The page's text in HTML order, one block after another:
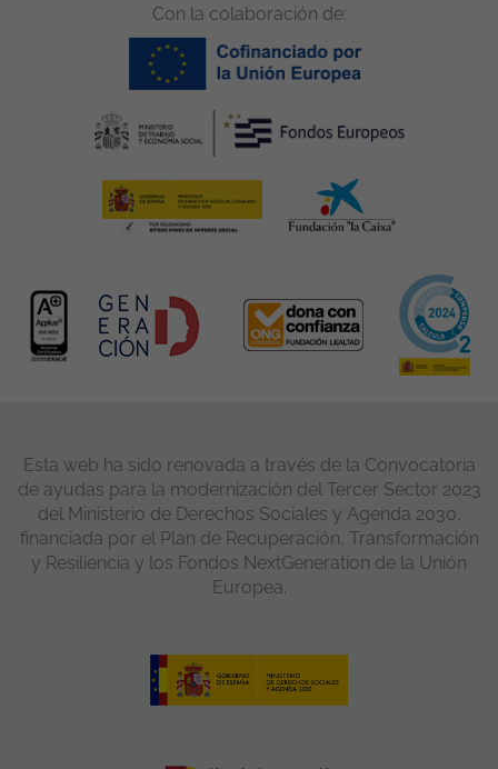
Con la colaboración de:
Esta web ha sido renovada a través de la Convocatoria
de ayudas para la modernización del Tercer Sector 2023
del Ministerio de Derechos Sociales y Agenda 2030,
financiada por el Plan de Recuperación, Transformación
y Resiliencia y los Fondos NextGeneration de la Unión
Europea.